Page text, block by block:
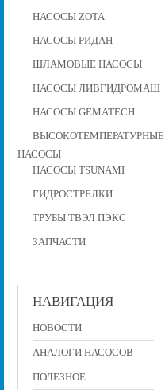
НАСОСЫ ZOTA
НАСОСЫ РИДАН
ШЛАМОВЫЕ НАСОСЫ
НАСОСЫ ЛИВГИДРОМАШ
НАСОСЫ GEMATECH
ВЫСОКОТЕМПЕРАТУРНЫЕ
НАСОСЫ
НАСОСЫ TSUNAMI
ГИДРОСТРЕЛКИ
ТРУБЫ ТВЭЛ ПЭКС
ЗАПЧАСТИ
НАВИГАЦИЯ
НОВОСТИ
АНАЛОГИ НАСОСОВ
ПОЛЕЗНОЕ